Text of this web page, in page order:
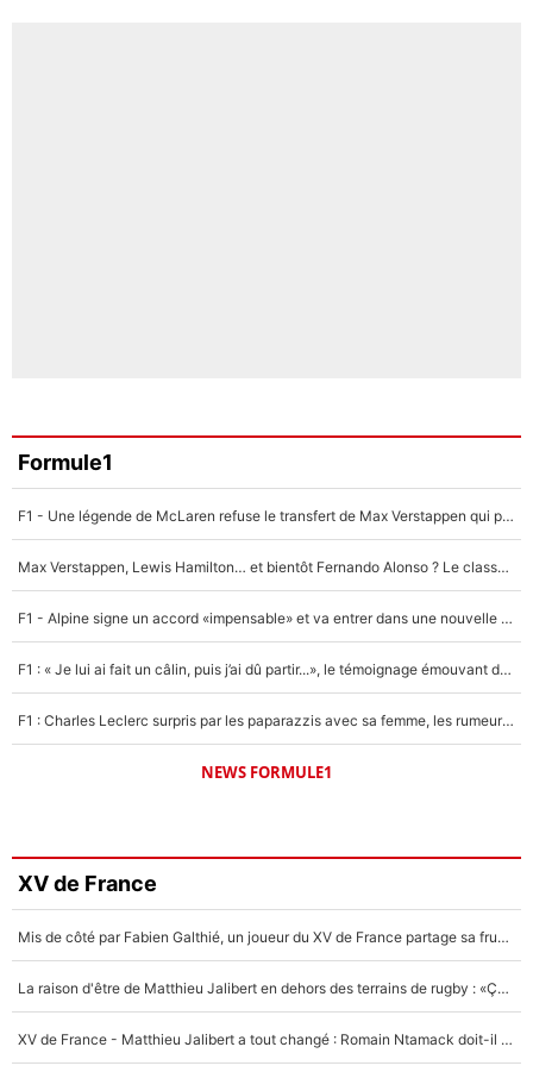
Formule1
F1 - Une légende de McLaren refuse le transfert de Max Verstappen qui pourrait «faire des vagues» et plomber l'ambiance dans l'équipe
Max Verstappen, Lewis Hamilton… et bientôt Fernando Alonso ? Le classement des pilotes les mieux payés en Formule 1 risque de changer !
F1 - Alpine signe un accord «impensable» et va entrer dans une nouvelle dimension : Grande nouvelle pour Pierre Gasly !
F1 : « Je lui ai fait un câlin, puis j’ai dû partir...», le témoignage émouvant de Max Verstappen sur sa fille
F1 : Charles Leclerc surpris par les paparazzis avec sa femme, les rumeurs étaient vraies !
NEWS FORMULE1
XV de France
Mis de côté par Fabien Galthié, un joueur du XV de France partage sa frustration : «ils ne me l’ont pas dit tout de suite»
La raison d'être de Matthieu Jalibert en dehors des terrains de rugby : «Ça m'atteint autant que si tu touches à un membre de ma famille»
XV de France - Matthieu Jalibert a tout changé : Romain Ntamack doit-il s’inquiéter pour sa place à un an de la Coupe du monde ?